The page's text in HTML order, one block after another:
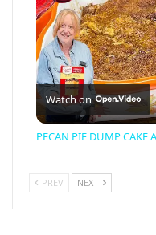
Watch on
PECAN PIE DUMP
PREV NEXT